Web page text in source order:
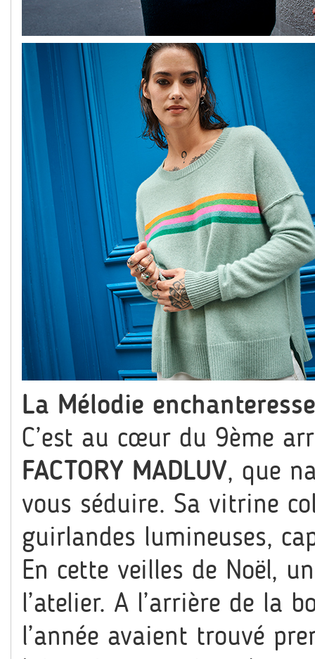
La Mélodie
C’est au cœur du 9ème
FACTORY MADLUV, que
vous séduire. Sa vitrine
guirlandes lumineuses,
En cette veilles de Noël,
l’atelier. A l’arrière de la
l’année avaient trouvé